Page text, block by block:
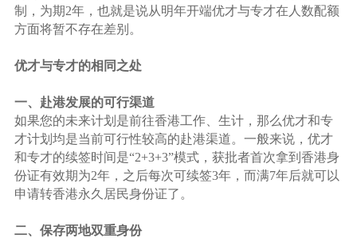
制，为期2年，也就是说从明年开端优才与专才在人数配额
方面将暂不存在差别。
优才与专才的相同之处
一、赴港发展的可行渠道
如果您的未来计划是前往香港工作、生计，那么优才和专
才计划均是当前可行性较高的赴港渠道。一般来说，优才
和专才的续签时间是“2+3+3”模式，获批者首次拿到香港身
份证有效期为2年，之后每次可续签3年，而满7年后就可以
申请转香港永久居民身份证了。
二、保存两地双重身份